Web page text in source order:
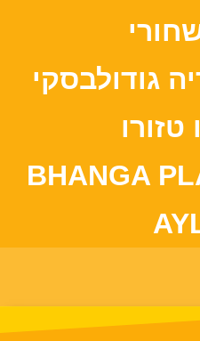
גודולבסקי
טזורו
BHANGA